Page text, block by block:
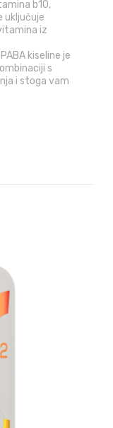
b10,
uključuje
iz
kiseline je
s
i stoga vam